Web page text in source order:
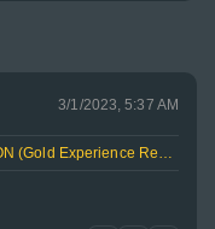
3/1/2023, 5:37 AM
Giornos Theme but its ULTRA EPIC VERSION (Gold Experience Requiem)